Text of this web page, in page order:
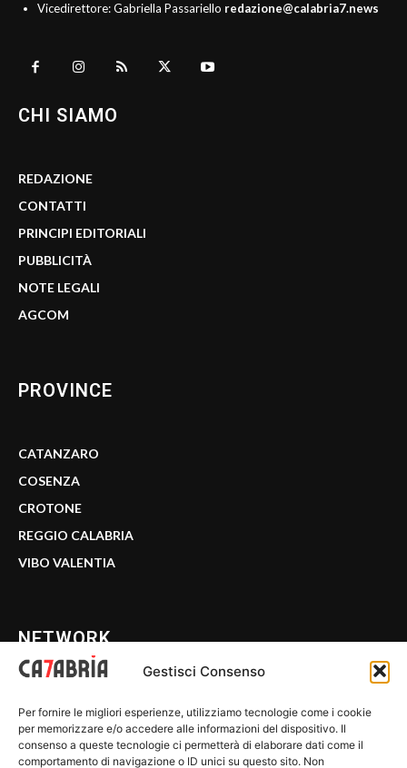
Gestisci Consenso
Per fornire le migliori esperienze, utilizziamo tecnologie come i cookie
per memorizzare e/o accedere alle informazioni del dispositivo. Il
consenso a queste tecnologie ci permetterà di elaborare dati come il
comportamento di navigazione o ID unici su questo sito. Non
Vicedirettore: Gabriella Passariello redazione@calabria7.news
CHI SIAMO
REDAZIONE
CONTATTI
PRINCIPI EDITORIALI
PUBBLICITÀ
NOTE LEGALI
AGCOM
PROVINCE
CATANZARO
COSENZA
CROTONE
REGGIO CALABRIA
VIBO VALENTIA
NETWORK
WE CALABRIA
C7 PLAY